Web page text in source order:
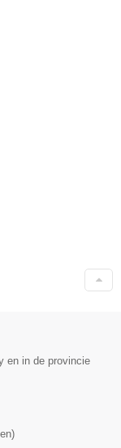
en in de provincie
)